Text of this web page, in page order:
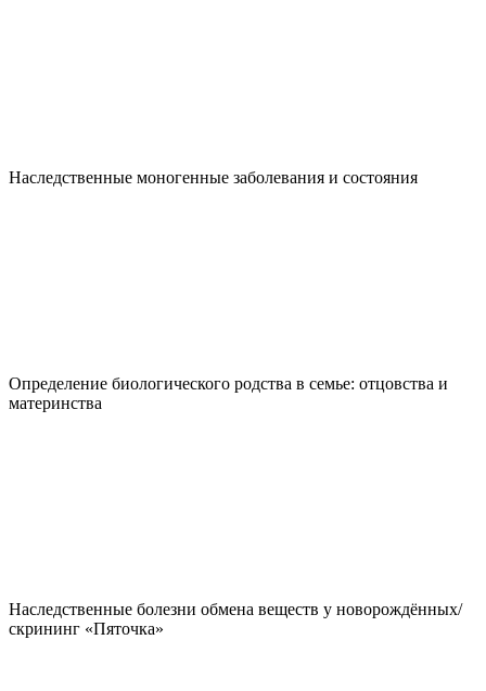
Наследственные моногенные заболевания и состояния
Определение биологического родства в семье: отцовства и
материнства
Наследственные болезни обмена веществ у новорождённых/
скрининг «Пяточка»